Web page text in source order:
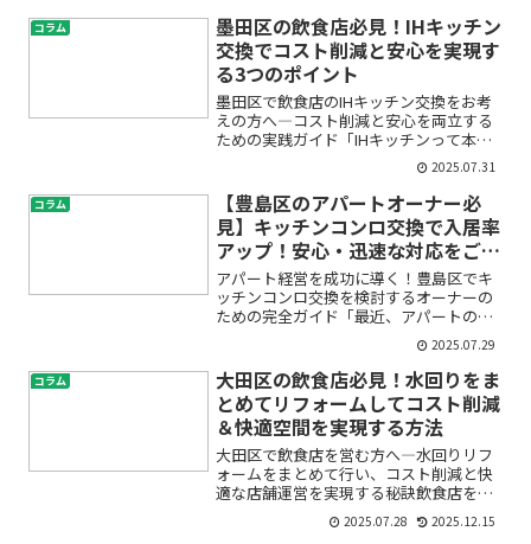
いの？」──こうした疑問や不安は、大
田区で戸建てにお住まいの...
コラム
墨田区の飲食店必見！IHキッチン
交換でコスト削減と安心を実現す
る3つのポイント
墨田区で飲食店のIHキッチン交換をお考
えの方へ―コスト削減と安心を両立する
ための実践ガイド「IHキッチンって本当
に安全なの？」「初期費用が高いって聞
くけど、導入して損しないかな…」「厨
房設備の交換やリフォームって、何から
始めたらいいの？」飲...
2025.07.31
コラム
【豊島区のアパートオーナー必
見】キッチンコンロ交換で入居率
アップ！安心・迅速な対応をご紹
介
アパート経営を成功に導く！豊島区でキ
ッチンコンロ交換を検討するオーナーの
ための完全ガイド「最近、アパートの空
室が目立つ」「キッチン設備が古くな
り、入居者からの問い合わせが増えた」
「ガスコンロの交換やリフォームをした
いが、費用や業者選びが心配...
2025.07.29
コラム
大田区の飲食店必見！水回りをま
とめてリフォームしてコスト削減
＆快適空間を実現する方法
大田区で飲食店を営む方へ―水回りリフ
ォームをまとめて行い、コスト削減と快
適な店舗運営を実現する秘訣飲食店を経
営されている大田区の皆様、「厨房の水
漏れが心配」「トイレが古くて清潔感が
2025.07.28 2025.12.15